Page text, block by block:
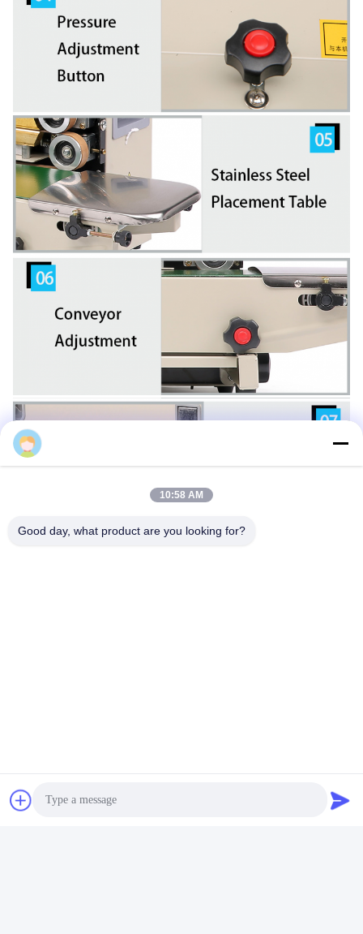
10:58 AM
Good day, what product are you looking for?